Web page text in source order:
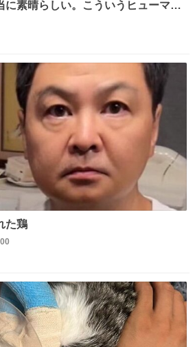
に素晴らしい。こういうヒューマン
だよ。
た鶏